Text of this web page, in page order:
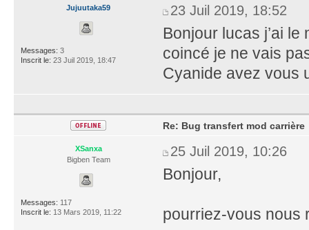
Jujuutaka59
Messages: 3
Inscrit le: 23 Juil 2019, 18:47
23 Juil 2019, 18:52
Bonjour lucas j’ai
coincé je ne vais
Cyanide avez vous
XSanxa
Bigben Team
Messages: 117
Inscrit le: 13 Mars 2019, 11:22
Re: Bug transfert mod carrière
25 Juil 2019, 10:26
Bonjour,
pourriez-vous nous